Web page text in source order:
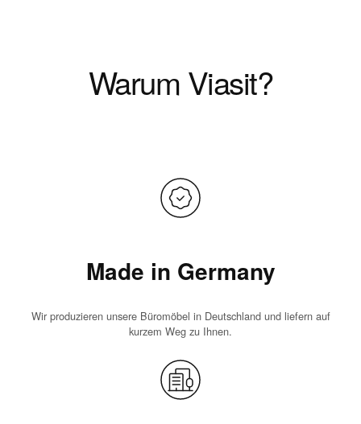
Warum Viasit?
Made in Germany
Wir produzieren unsere Büromöbel in Deutschland und liefern auf
kurzem Weg zu Ihnen.